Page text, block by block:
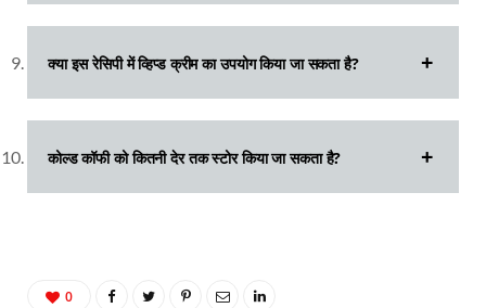
क्या इस रेसिपी में व्हिप्ड क्रीम का उपयोग किया जा सकता है?
कोल्ड कॉफी को कितनी देर तक स्टोर किया जा सकता है?
0